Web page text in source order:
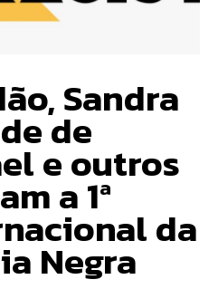
Sandra
de
e outros
a 1ª
da
Negra